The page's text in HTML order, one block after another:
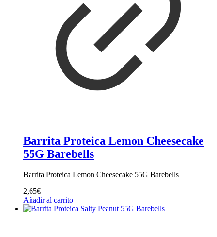
Barrita Proteica Lemon Cheesecake
55G Barebells
Barrita Proteica Lemon Cheesecake 55G Barebells
2,65€
Añadir al carrito